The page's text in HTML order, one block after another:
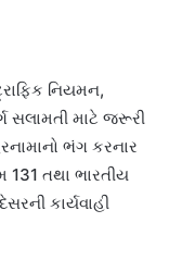
નિયમન,
સલામતી માટે જરૂરી
ભંગ કરનાર
તથા ભારતીય
કાર્યવાહી